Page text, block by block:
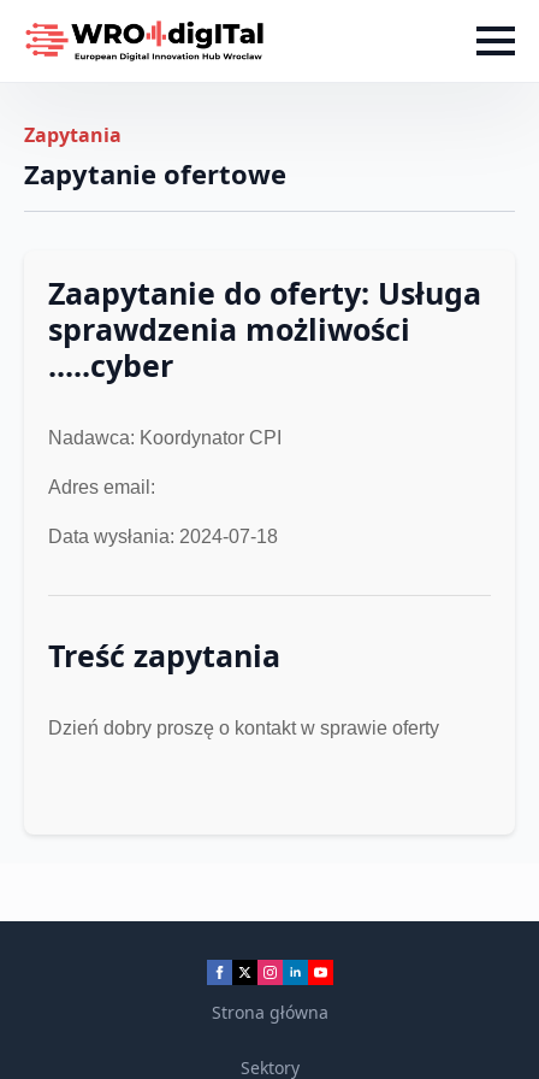
Zapytania
Zapytanie ofertowe
Zaapytanie do oferty: Usługa
sprawdzenia możliwości
.....cyber
Nadawca: Koordynator CPI
Adres email:
Data wysłania: 2024-07-18
Treść zapytania
Dzień dobry proszę o kontakt w sprawie oferty
Strona główna
Sektory